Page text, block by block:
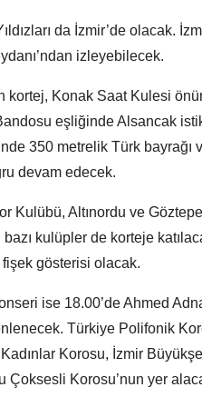
da İzmir’de olacak.
izleyebilecek.
kortej, Konak Saat Kulesi
eşliğinde Alsancak
350 metrelik Türk bayrağı
devam edecek.
Kulübü, Altınordu ve
kulüpler de korteje
fişek gösterisi olacak.
ise 18.00’de Ahmed
Türkiye Polifonik
Korosu, İzmir
Çoksesli Korosu’nun yer